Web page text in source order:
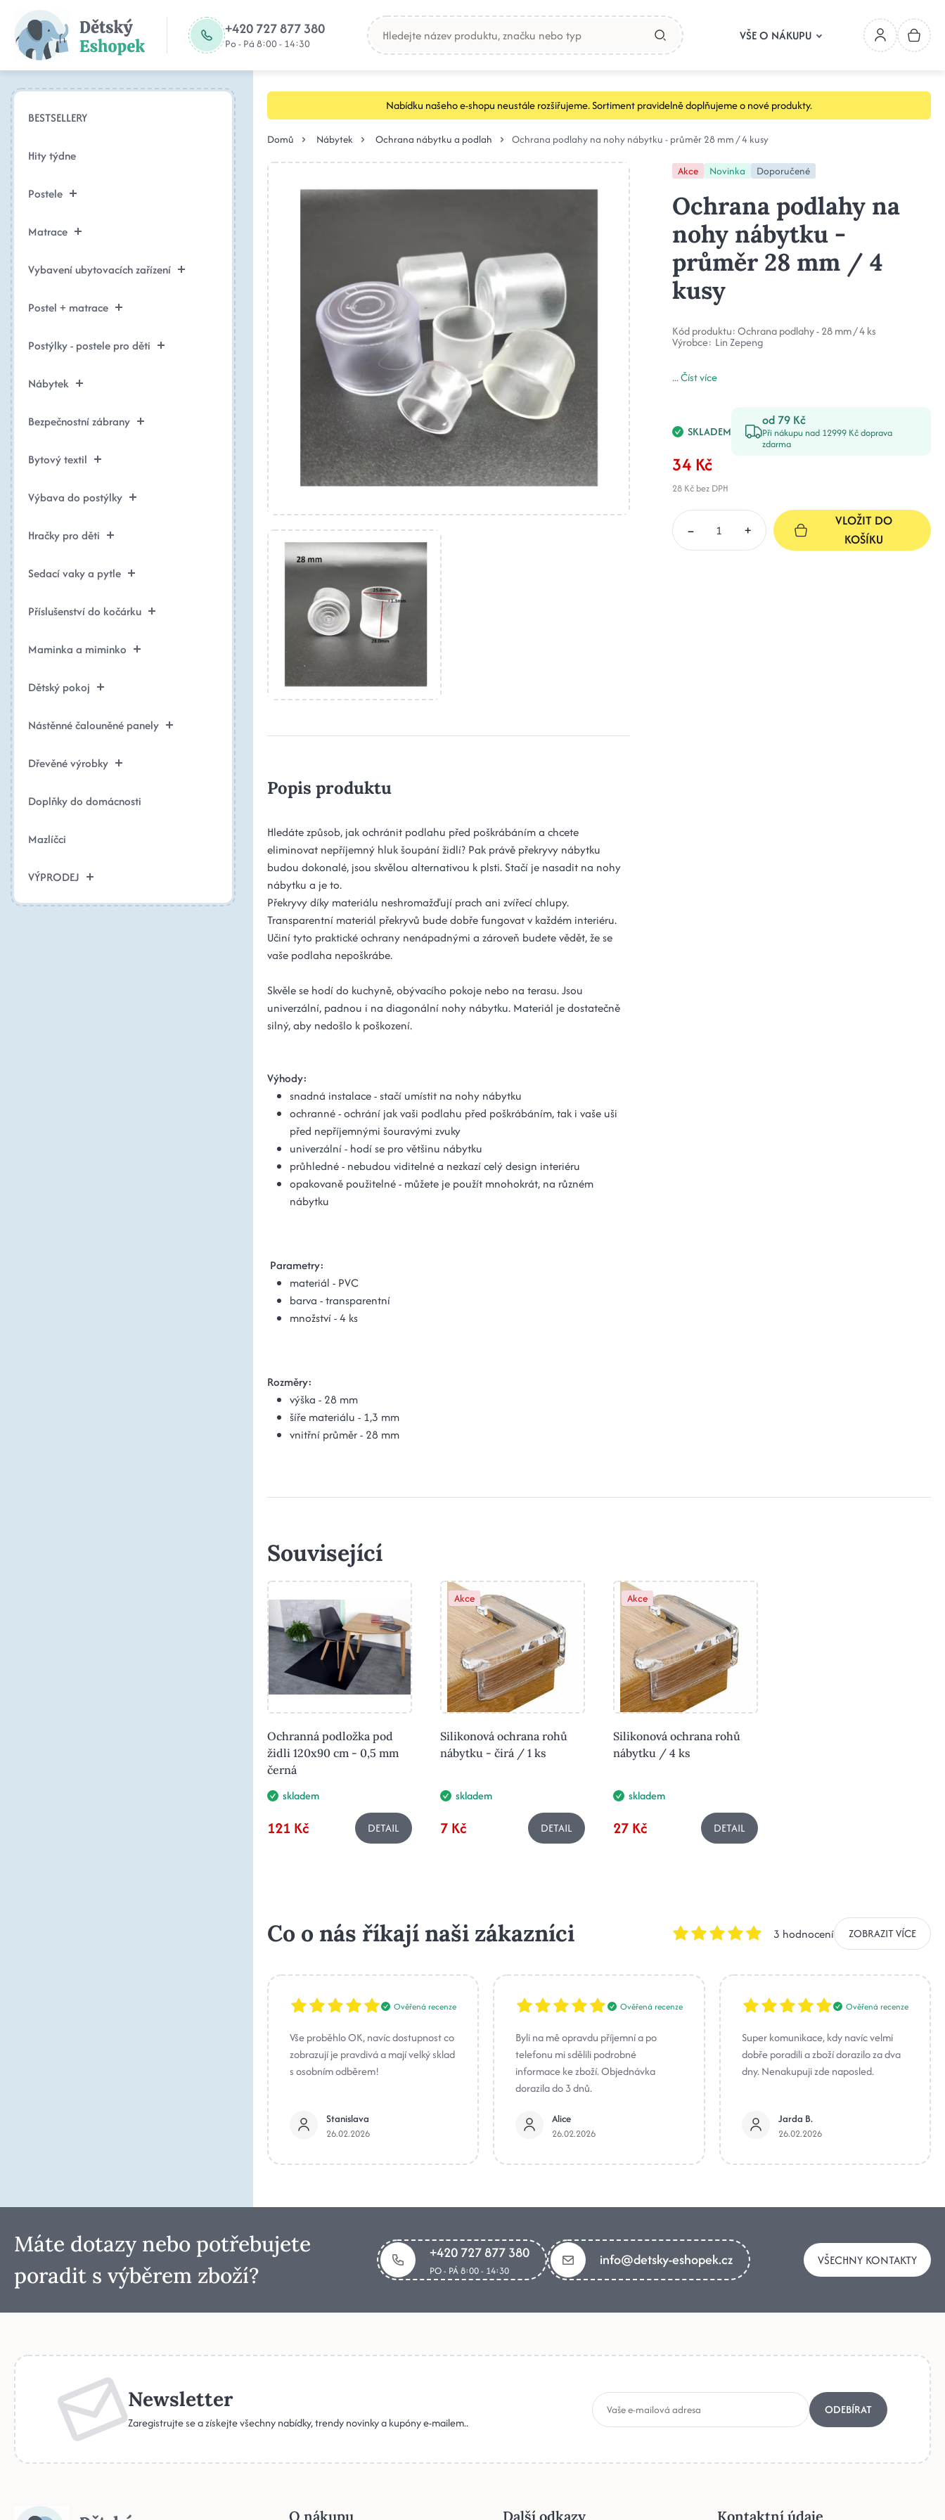
+420 727 877 380
Po - Pá 8:00 - 14:30
VŠE O NÁKUPU
BESTSELLERY
Hity týdne
Postele
Matrace
Vybavení ubytovacích zařízení
Postel + matrace
Postýlky - postele pro děti
Nábytek
Bezpečnostní zábrany
Bytový textil
Výbava do postýlky
Hračky pro děti
Sedací vaky a pytle
Příslušenství do kočárku
Maminka a miminko
Dětský pokoj
Nástěnné čalouněné panely
Dřevěné výrobky
Doplňky do domácnosti
Mazlíčci
VÝPRODEJ
Nabídku našeho e-shopu neustále rozšiřujeme. Sortiment pravidelně doplňujeme o nové produkty.
Domů Nábytek Ochrana nábytku a podlah Ochrana podlahy na nohy nábytku - průměr 28 mm / 4 kusy
Popis produktu
Hledáte způsob, jak ochránit podlahu před poškrábáním a chcete
eliminovat nepříjemný hluk šoupání židlí? Pak právě překryvy nábytku
budou dokonalé, jsou skvělou alternativou k plsti. Stačí je nasadit na nohy
nábytku a je to.
Překryvy díky materiálu neshromažďují prach ani zvířecí chlupy.
Transparentní materiál překryvů bude dobře fungovat v každém interiéru.
Učiní tyto praktické ochrany nenápadnými a zároveň budete vědět, že se
vaše podlaha nepoškrábe.
Skvěle se hodí do kuchyně, obývacího pokoje nebo na terasu. Jsou
univerzální, padnou i na diagonální nohy nábytku. Materiál je dostatečně
silný, aby nedošlo k poškození.
Výhody:
snadná instalace - stačí umístit na nohy nábytku
ochranné - ochrání jak vaši podlahu před poškrábáním, tak i vaše uši
před nepříjemnými šouravými zvuky
univerzální - hodí se pro většinu nábytku
průhledné - nebudou viditelné a nezkazí celý design interiéru
opakovaně použitelné - můžete je použít mnohokrát, na různém
nábytku
Parametry:
materiál - PVC
barva - transparentní
množství - 4 ks
Rozměry:
výška - 28 mm
šíře materiálu - 1,3 mm
vnitřní průměr - 28 mm
Akce Novinka Doporučené
Ochrana podlahy na
nohy nábytku -
průměr 28 mm / 4
kusy
Kód produktu:Ochrana podlahy - 28 mm / 4 ks
Výrobce: Lin Zepeng
...Číst více
SKLADEM
od 79 Kč
Při nákupu nad 12999 Kč doprava
zdarma
34 Kč
28 Kčbez DPH
– +
VLOŽIT DO
KOŠÍKU
Související
Ochranná podložka pod
židli 120x90 cm - 0,5 mm
černá
skladem
121 Kč DETAIL
Akce
Silikonová ochrana rohů
nábytku - čirá / 1 ks
skladem
7 Kč DETAIL
Akce
Silikonová ochrana rohů
nábytku / 4 ks
skladem
27 Kč DETAIL
Co o nás říkají naši zákazníci 3 hodnocení ZOBRAZIT VÍCE
Ověřená recenze
Vše proběhlo OK, navíc dostupnost co
zobrazují je pravdivá a mají velký sklad
s osobním odběrem!
Stanislava
26.02.2026
Ověřená recenze
Byli na mě opravdu příjemní a po
telefonu mi sdělili podrobné
informace ke zboží. Objednávka
dorazila do 3 dnů.
Alice
26.02.2026
Ověřená recenze
Super komunikace, kdy navíc velmi
dobře poradili a zboží dorazilo za dva
dny. Nenakupuji zde naposled.
Jarda B.
26.02.2026
Máte dotazy nebo potřebujete
poradit s výběrem zboží?
+420 727 877 380
PO - PÁ 8:00 - 14:30
info@detsky-eshopek.cz VŠECHNY KONTAKTY
Newsletter
Zaregistrujte se a získejte všechny nabídky, trendy novinky a kupóny e-mailem..
ODEBÍRAT
O nákupu Další odkazy Kontaktní údaje